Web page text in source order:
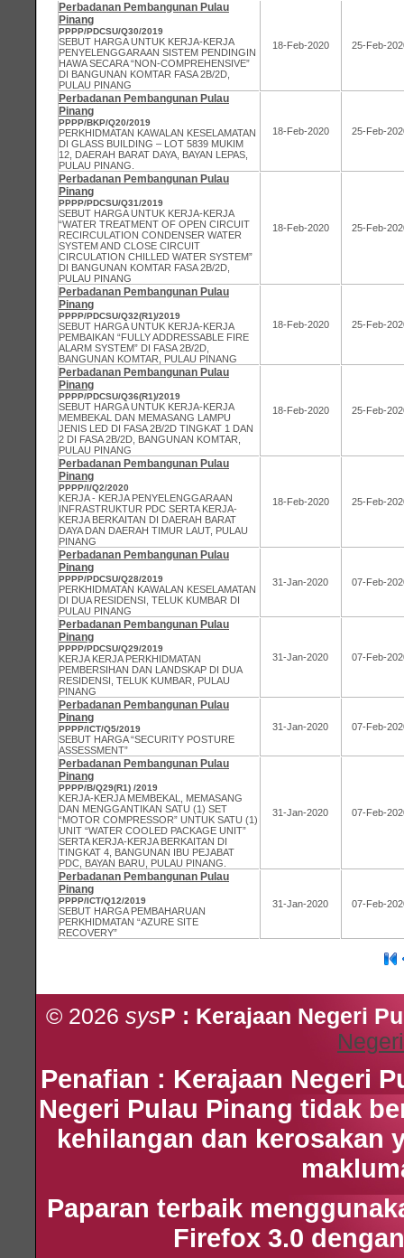
Perbadanan Pembangunan Pulau
Pinang
PPPP/PDCSU/Q30/2019
SEBUT HARGA UNTUK KERJA-KERJA
PENYELENGGARAAN SISTEM PENDINGIN
HAWA SECARA “NON-COMPREHENSIVE”
DI BANGUNAN KOMTAR FASA 2B/2D,
PULAU PINANG
18-Feb-2020 25-Feb-
Perbadanan Pembangunan Pulau
Pinang
PPPP/BKP/Q20/2019
PERKHIDMATAN KAWALAN KESELAMATAN
DI GLASS BUILDING – LOT 5839 MUKIM
12, DAERAH BARAT DAYA, BAYAN LEPAS,
PULAU PINANG.
18-Feb-2020 25-Feb-
Perbadanan Pembangunan Pulau
Pinang
PPPP/PDCSU/Q31/2019
SEBUT HARGA UNTUK KERJA-KERJA
“WATER TREATMENT OF OPEN CIRCUIT
RECIRCULATION CONDENSER WATER
SYSTEM AND CLOSE CIRCUIT
CIRCULATION CHILLED WATER SYSTEM”
DI BANGUNAN KOMTAR FASA 2B/2D,
PULAU PINANG
18-Feb-2020 25-Feb-
Perbadanan Pembangunan Pulau
Pinang
PPPP/PDCSU/Q32(R1)/2019
SEBUT HARGA UNTUK KERJA-KERJA
PEMBAIKAN “FULLY ADDRESSABLE FIRE
ALARM SYSTEM” DI FASA 2B/2D,
BANGUNAN KOMTAR, PULAU PINANG
18-Feb-2020 25-Feb-
Perbadanan Pembangunan Pulau
Pinang
PPPP/PDCSU/Q36(R1)/2019
SEBUT HARGA UNTUK KERJA-KERJA
MEMBEKAL DAN MEMASANG LAMPU
JENIS LED DI FASA 2B/2D TINGKAT 1 DAN
2 DI FASA 2B/2D, BANGUNAN KOMTAR,
PULAU PINANG
18-Feb-2020 25-Feb-
Perbadanan Pembangunan Pulau
Pinang
PPPP/I/Q2/2020
KERJA - KERJA PENYELENGGARAAN
INFRASTRUKTUR PDC SERTA KERJA-
KERJA BERKAITAN DI DAERAH BARAT
DAYA DAN DAERAH TIMUR LAUT, PULAU
PINANG
18-Feb-2020 25-Feb-
Perbadanan Pembangunan Pulau
Pinang
PPPP/PDCSU/Q28/2019
PERKHIDMATAN KAWALAN KESELAMATAN
DI DUA RESIDENSI, TELUK KUMBAR DI
PULAU PINANG
31-Jan-2020 07-Feb-
Perbadanan Pembangunan Pulau
Pinang
PPPP/PDCSU/Q29/2019
KERJA KERJA PERKHIDMATAN
PEMBERSIHAN DAN LANDSKAP DI DUA
RESIDENSI, TELUK KUMBAR, PULAU
PINANG
31-Jan-2020 07-Feb-
Perbadanan Pembangunan Pulau
Pinang
PPPP/ICT/Q5/2019
SEBUT HARGA “SECURITY POSTURE
ASSESSMENT”
31-Jan-2020 07-Feb-
Perbadanan Pembangunan Pulau
Pinang
PPPP/B/Q29(R1) /2019
KERJA-KERJA MEMBEKAL, MEMASANG
DAN MENGGANTIKAN SATU (1) SET
“MOTOR COMPRESSOR” UNTUK SATU (1)
UNIT “WATER COOLED PACKAGE UNIT”
SERTA KERJA-KERJA BERKAITAN DI
TINGKAT 4, BANGUNAN IBU PEJABAT
PDC, BAYAN BARU, PULAU PINANG.
31-Jan-2020 07-Feb-
Perbadanan Pembangunan Pulau
Pinang
PPPP/ICT/Q12/2019
SEBUT HARGA PEMBAHARUAN
PERKHIDMATAN “AZURE SITE
RECOVERY”
31-Jan-2020 07-Feb-
© 2026 sysP : Kerajaan Negeri
Penafian : Kerajaan Negeri
Negeri Pulau Pinang tidak
kehilangan dan kerosakan
Paparan terbaik
Firefox 3.0